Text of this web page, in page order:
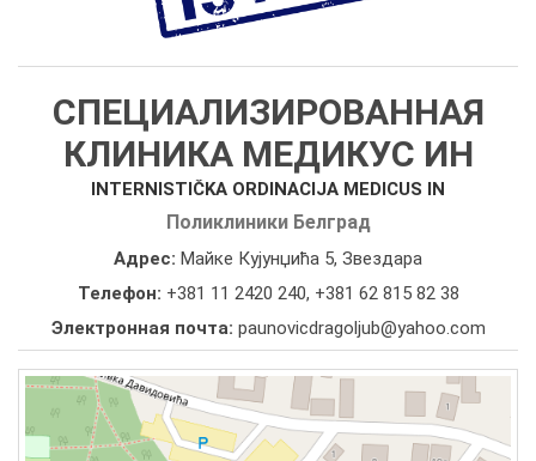
СПЕЦИАЛИЗИРОВАННАЯ
КЛИНИКА МЕДИКУС ИН
INTERNISTIČKA ORDINACIJA MEDICUS IN
Поликлиники Белград
Адрес: Майке Кујунџића 5, Звездара
Телефон: +381 11 2420 240, +381 62 815 82 38
Электронная почта: paunovicdragoljub@yahoo.com